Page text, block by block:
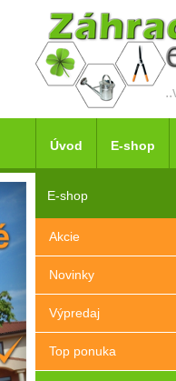
E-shop
Akcie
Novinky
Výpredaj
Top ponuka
Úvod E-shop